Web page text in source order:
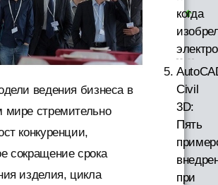
ведения бизнеса в
мире стремительно
конкуренции,
сокращение срока
изделия, цикла
когда
Civil
3D:
Пять
при